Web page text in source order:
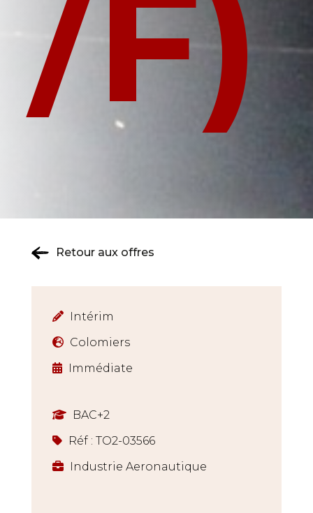
/F)
Retour aux offres
Intérim
Colomiers
Immédiate
BAC+2
Réf : TO2-03566
Industrie Aeronautique